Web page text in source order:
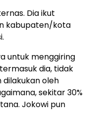
Dia ikut
kabupaten/kota
untuk menggiring
dia, tidak
oleh
sekitar 30%
Jokowi pun